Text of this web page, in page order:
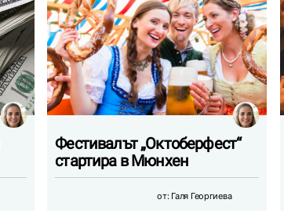
Фестивалът „Октоберфест“
стартира в Мюнхен
от: Галя Георгиева